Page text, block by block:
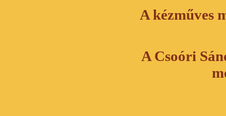
A kézműves
A Csoóri